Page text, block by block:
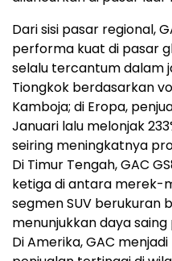
Dari sisi pasar regional,
performa kuat di pasar
selalu tercantum dalam
Tiongkok berdasarkan
Kamboja; di Eropa,
Januari lalu melonjak
seiring meningkatnya
Di Timur Tengah, GAC
ketiga di antara merek-
segmen SUV berukuran
menunjukkan daya
Di Amerika, GAC